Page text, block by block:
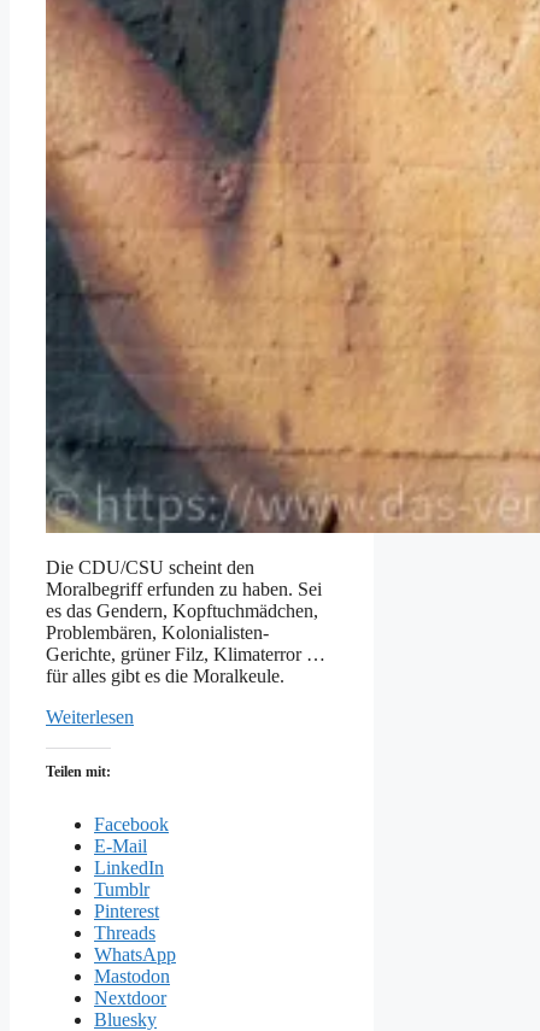
Die CDU/CSU scheint den
Moralbegriff erfunden zu haben. Sei
es das Gendern, Kopftuchmädchen,
Problembären, Kolonialisten-
Gerichte, grüner Filz, Klimaterror …
für alles gibt es die Moralkeule.
Weiterlesen
Teilen mit:
Facebook
E-Mail
LinkedIn
Tumblr
Pinterest
Threads
WhatsApp
Mastodon
Nextdoor
Bluesky